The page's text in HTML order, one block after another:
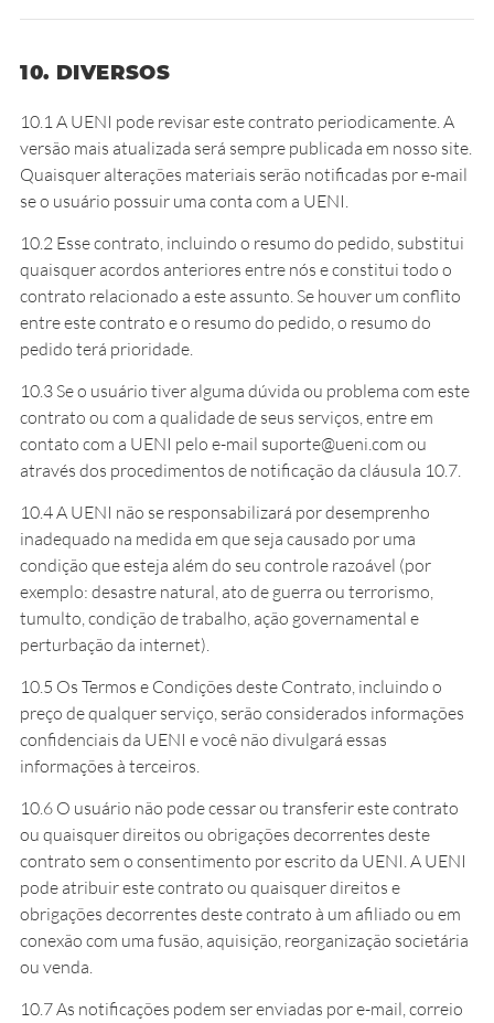
10. DIVERSOS
10.1 A UENI pode revisar este contrato periodicamente. A
versão mais atualizada será sempre publicada em nosso site.
Quaisquer alterações materiais serão notificadas por e-mail
se o usuário possuir uma conta com a UENI.
10.2 Esse contrato, incluindo o resumo do pedido, substitui
quaisquer acordos anteriores entre nós e constitui todo o
contrato relacionado a este assunto. Se houver um conflito
entre este contrato e o resumo do pedido, o resumo do
pedido terá prioridade.
10.3 Se o usuário tiver alguma dúvida ou problema com este
contrato ou com a qualidade de seus serviços, entre em
contato com a UENI pelo e-mail suporte@ueni.com ou
através dos procedimentos de notificação da cláusula 10.7.
10.4 A UENI não se responsabilizará por desemprenho
inadequado na medida em que seja causado por uma
condição que esteja além do seu controle razoável (por
exemplo: desastre natural, ato de guerra ou terrorismo,
tumulto, condição de trabalho, ação governamental e
perturbação da internet).
10.5 Os Termos e Condições deste Contrato, incluindo o
preço de qualquer serviço, serão considerados informações
confidenciais da UENI e você não divulgará essas
informações à terceiros.
10.6 O usuário não pode cessar ou transferir este contrato
ou quaisquer direitos ou obrigações decorrentes deste
contrato sem o consentimento por escrito da UENI. A UENI
pode atribuir este contrato ou quaisquer direitos e
obrigações decorrentes deste contrato à um afiliado ou em
conexão com uma fusão, aquisição, reorganização societária
ou venda.
10.7 As notificações podem ser enviadas por e-mail, correio